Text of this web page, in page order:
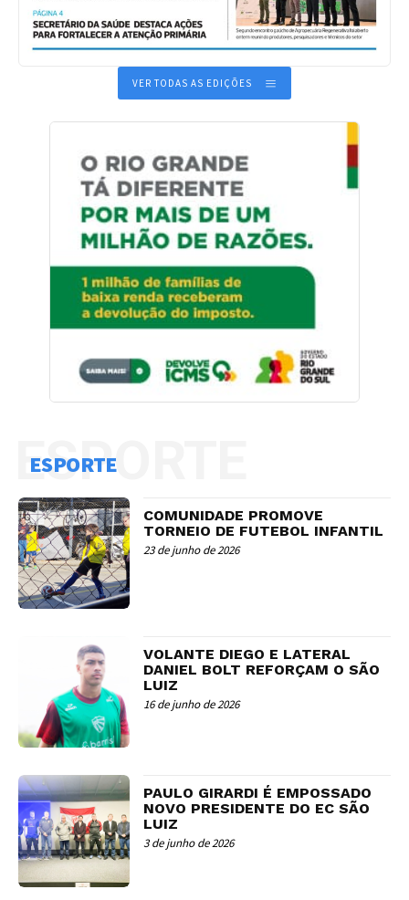
VER TODAS AS EDIÇÕES
ESPORTE
ESPORTE
COMUNIDADE PROMOVE
TORNEIO DE FUTEBOL INFANTIL
23 de junho de 2026
VOLANTE DIEGO E LATERAL
DANIEL BOLT REFORÇAM O SÃO
LUIZ
16 de junho de 2026
PAULO GIRARDI É EMPOSSADO
NOVO PRESIDENTE DO EC SÃO
LUIZ
3 de junho de 2026